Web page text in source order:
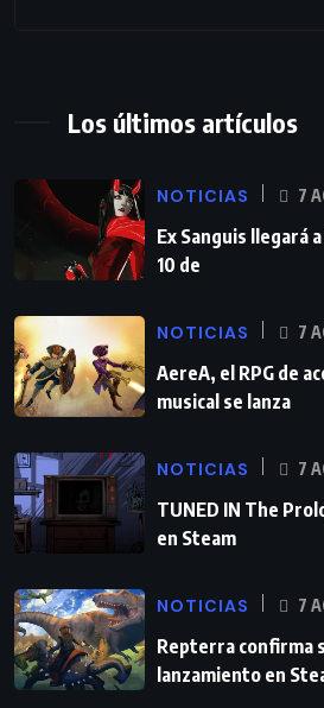
Los últimos artículos
NOTICIAS 7
Ex Sanguis llegará
10 de
NOTICIAS 7
AereA, el RPG de
musical se lanza
NOTICIAS 7
TUNED IN The
en Steam
NOTICIAS 7
Repterra confirma
lanzamiento en